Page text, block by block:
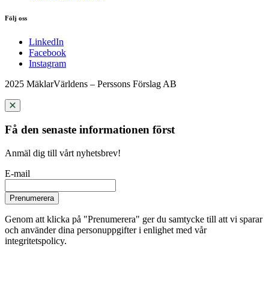
Följ oss
LinkedIn
Facebook
Instagram
2025 MäklarVärldens – Perssons Förslag AB
Få den senaste informationen först
Anmäl dig till vårt nyhetsbrev!
E-mail
Prenumerera
Genom att klicka på "Prenumerera" ger du samtycke till att vi sparar
och använder dina personuppgifter i enlighet med vår
integritetspolicy.